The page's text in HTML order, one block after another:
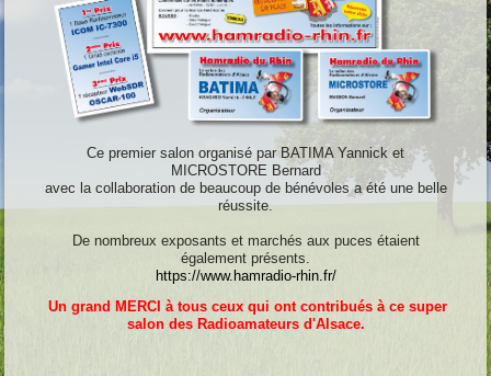
Ce premier salon organisé par BATIMA Yannick et
MICROSTORE Bernard
avec la collaboration de beaucoup de bénévoles a été une belle
réussite.
De nombreux exposants et marchés aux puces étaient
également présents.
https://www.hamradio-rhin.fr/
Un grand MERCI à tous ceux qui ont contribués à ce super
salon des Radioamateurs d'Alsace.